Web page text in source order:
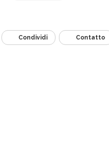
Condividi Contatto